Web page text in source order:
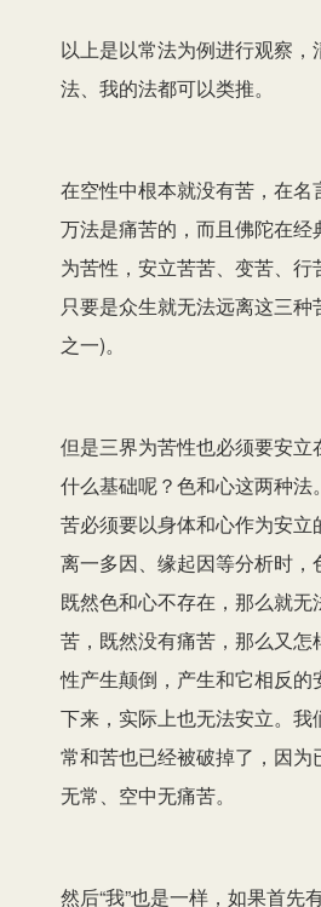
以上是以常法为例进行观察，
法、我的法都可以类推。
在空性中根本就没有苦，在名
万法是痛苦的，而且佛陀在经
为苦性，安立苦苦、变苦、行
只要是众生就无法远离这三种
之一)。
但是三界为苦性也必须要安立
什么基础呢？色和心这两种法
苦必须要以身体和心作为安立
离一多因、缘起因等分析时，
既然色和心不存在，那么就无
苦，既然没有痛苦，那么又怎
性产生颠倒，产生和它相反的
下来，实际上也无法安立。我
常和苦也已经被破掉了，因为
无常、空中无痛苦。
然后“我”也是一样，如果首先